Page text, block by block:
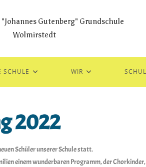
Gutenberg" Grundschule
Wolmirstedt
SCHULE WIR
2022
Schüler unserer Schule statt.
einem wunderbaren Programm, der Chorkinder,